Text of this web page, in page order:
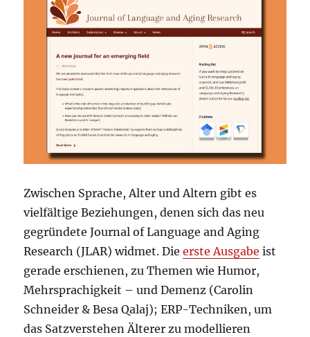
Zwischen Sprache, Alter und Altern gibt es
vielfältige Beziehungen, denen sich das neu
gegründete Journal of Language and Aging
Research (JLAR) widmet. Dieerste Ausgabe ist
gerade erschienen, zu Themen wie Humor,
Mehrsprachigkeit – und Demenz (Carolin
Schneider & Besa Qalaj); ERP-Techniken, um
das Satzverstehen Älterer zu modellieren